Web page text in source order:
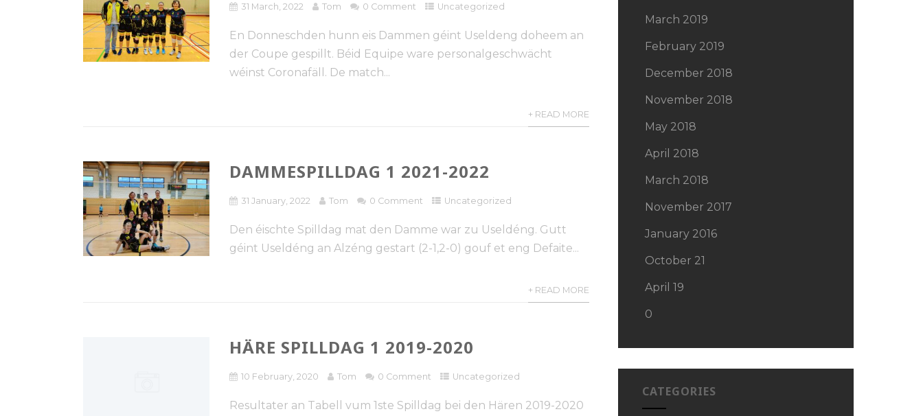
31 March, 2022 Tom 0 Comment Uncategorized
En Donneschden hunn eis Dammen géint Useldeng doheem an
der Coupe gespillt. Béid Equipe ware personalgeschwächt
wéinst Coronafäll. De match...
+ READ MORE
DAMMESPILLDAG 1 2021-2022
31 January, 2022 Tom 0 Comment Uncategorized
Den éischte Spilldag mat den Damme war zu Useldéng. Gutt
géint Useldéng an Alzéng gestart (2-1,2-0) gouf et eng Defaite...
+ READ MORE
HÄRE SPILLDAG 1 2019-2020
10 February, 2020 Tom 0 Comment Uncategorized
Resultater an Tabell vum 1ste Spilldag bei den Hären 2019-2020
March 2019
February 2019
December 2018
November 2018
May 2018
April 2018
March 2018
November 2017
January 2016
October 21
April 19
0
CATEGORIES